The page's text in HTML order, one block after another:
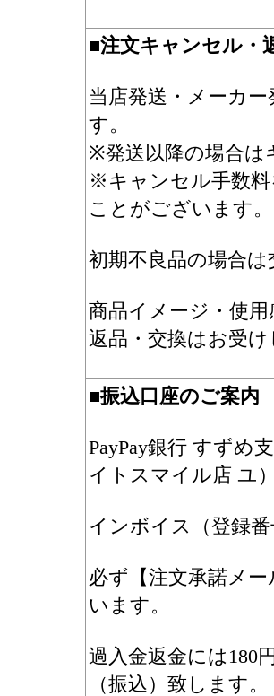
■注文キャンセル・
当店発送・メーカ
す。
※発送以降の場合は
※キャンセル手数料
ことがございます。
初期不良品の場合
商品イメージ・使
返品・交換はお受
■振込口座のご案内
PayPay銀行 すずめ
イトスマイル店 ユ
インボイス（登録番
必ず【注文承諾メ
います。
過入金返金には180
（振込）致します。